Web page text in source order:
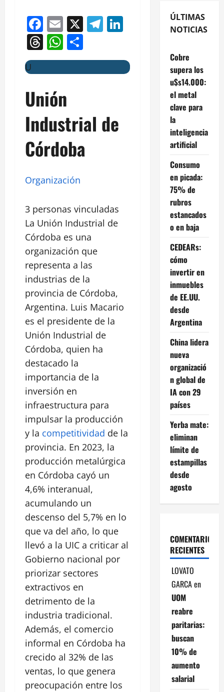
Facebook
Email
X Telegram
LinkedIn
Threads
WhatsApp
U
Unión
Industrial de
Córdoba
Organización
3 personas vinculadas
La Unión Industrial de
Córdoba es una
organización que
representa a las
industrias de la
provincia de Córdoba,
Argentina. Luis Macario
es el presidente de la
Unión Industrial de
Córdoba, quien ha
destacado la
importancia de la
inversión en
infraestructura para
impulsar la producción
y la competitividad de la
provincia. En 2023, la
producción metalúrgica
en Córdoba cayó un
4,6% interanual,
acumulando un
descenso del 5,7% en lo
que va del año, lo que
llevó a la UIC a criticar al
Gobierno nacional por
priorizar sectores
extractivos en
detrimento de la
industria tradicional.
Además, el comercio
informal en Córdoba ha
crecido al 32% de las
ventas, lo que genera
preocupación entre los
ÚLTIMAS
NOTICIAS
Cobre
supera los
u$s14.000:
el metal
clave para
la
inteligencia
artificial
Consumo
en picada:
75% de
rubros
estancados
o en baja
CEDEARs:
cómo
invertir en
inmuebles
de EE.UU.
desde
Argentina
China lidera
nueva
organizació
n global de
IA con 29
países
Yerba mate:
eliminan
límite de
estampillas
desde
agosto
COMENTARIOS
RECIENTES
LOVATO
GARCAen
UOM
reabre
paritarias:
buscan
10% de
aumento
salarial